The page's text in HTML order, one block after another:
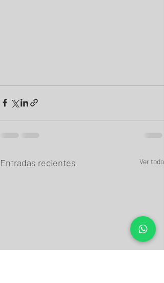
Entradas recientes Ver todo